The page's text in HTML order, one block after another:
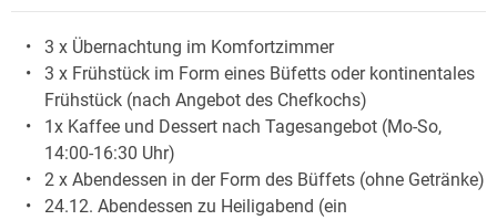
3 x Übernachtung im Komfortzimmer
3 x Frühstück im Form eines Büfetts oder kontinentales
Frühstück (nach Angebot des Chefkochs)
1x Kaffee und Dessert nach Tagesangebot (Mo-So,
14:00-16:30 Uhr)
2 x Abendessen in der Form des Büffets (ohne Getränke)
24.12. Abendessen zu Heiligabend (ein